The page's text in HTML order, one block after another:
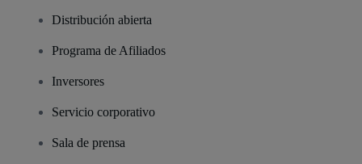
Distribución abierta
Programa de Afiliados
Inversores
Servicio corporativo
Sala de prensa